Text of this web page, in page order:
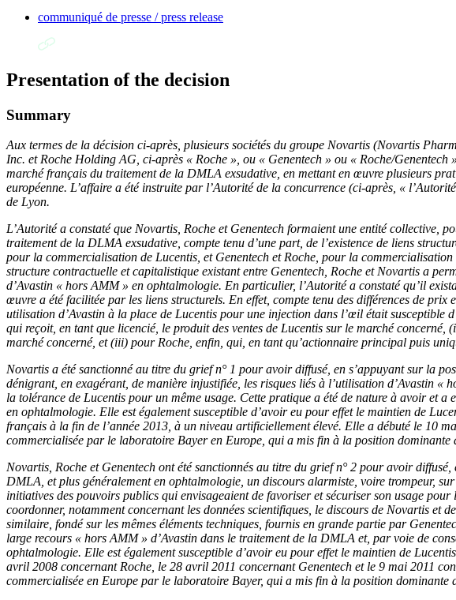
communiqué de presse / press release
Presentation of the decision
Summary
Aux termes de la décision ci-après, plusieurs sociétés du groupe Novartis (Novartis
Inc. et Roche Holding AG, ci-après « Roche », ou « Genentech » ou « Roche/
marché français du traitement de la DMLA exsudative, en mettant en œuvre plusieurs
européenne. L’affaire a été instruite par l’Autorité de la concurrence (ci-après, «
de Lyon.
L’Autorité a constaté que Novartis, Roche et Genentech formaient une entité collective,
traitement de la DLMA exsudative, compte tenu d’une part, de l’existence de liens
pour la commercialisation de Lucentis, et Genentech et Roche, pour la
structure contractuelle et capitalistique existant entre Genentech, Roche et Novartis a
d’Avastin « hors AMM » en ophtalmologie. En particulier, l’Autorité a constaté qu’il
œuvre a été facilitée par les liens structurels. En effet, compte tenu des différences de
utilisation d’Avastin à la place de Lucentis pour une injection dans l’œil était
qui reçoit, en tant que licencié, le produit des ventes de Lucentis sur le marché
marché concerné, et (iii) pour Roche, enfin, qui, en tant qu’actionnaire principal puis
Novartis a été sanctionné au titre du grief n° 1 pour avoir diffusé, en s’appuyant sur la
dénigrant, en exagérant, de manière injustifiée, les risques liés à l’utilisation d’Avastin
la tolérance de Lucentis pour un même usage. Cette pratique a été de nature à avoir et
en ophtalmologie. Elle est également susceptible d’avoir eu pour effet le maintien de
français à la fin de l’année 2013, à un niveau artificiellement élevé. Elle a débuté le 10
commercialisée par le laboratoire Bayer en Europe, qui a mis fin à la position dominante
Novartis, Roche et Genentech ont été sanctionnés au titre du grief n° 2 pour avoir
DMLA, et plus généralement en ophtalmologie, un discours alarmiste, voire trompeur,
initiatives des pouvoirs publics qui envisageaient de favoriser et sécuriser son usage
coordonner, notamment concernant les données scientifiques, le discours de Novartis et
similaire, fondé sur les mêmes éléments techniques, fournis en grande partie par
large recours « hors AMM » d’Avastin dans le traitement de la DMLA et, par voie de
ophtalmologie. Elle est également susceptible d’avoir eu pour effet le maintien de
avril 2008 concernant Roche, le 28 avril 2011 concernant Genentech et le 9 mai 2011
commercialisée en Europe par le laboratoire Bayer, qui a mis fin à la position dominante